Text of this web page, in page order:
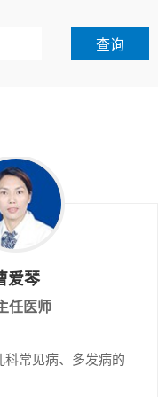
爱琴
任医师
科常见病、多发病的